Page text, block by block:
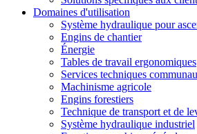
Domaines d'utilisation
Système hydraulique pour
Engins de chantier
Énergie
Tables de travail ergonomiques
Services techniques
Machinisme agricole
Engins forestiers
Technique de transport et de
Système hydraulique industriel